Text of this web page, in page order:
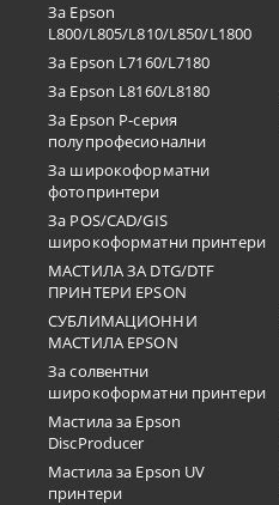
За Epson
L800/L805/L810/L850/L1800
За Epson L7160/L7180
За Epson L8160/L8180
За Epson P-серия
полупрофесионални
За широкоформатни
фотопринтери
За POS/CAD/GIS
широкоформатни принтери
МАСТИЛА ЗА DTG/DTF
ПРИНТЕРИ EPSON
СУБЛИМАЦИОННИ
МАСТИЛА EPSON
За солвентни
широкоформатни принтери
Мастила за Epson
DiscProducer
Мастила за Epson UV
принтери